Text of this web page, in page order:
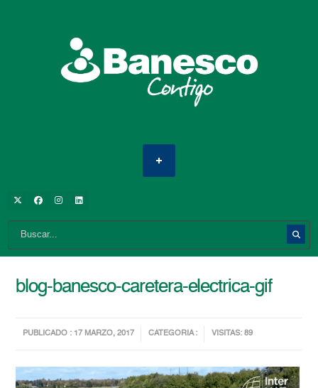
blog-banesco-caretera-electrica-gif
PUBLICADO : 17 MARZO, 2017 CATEGORIA : VISITAS: 89